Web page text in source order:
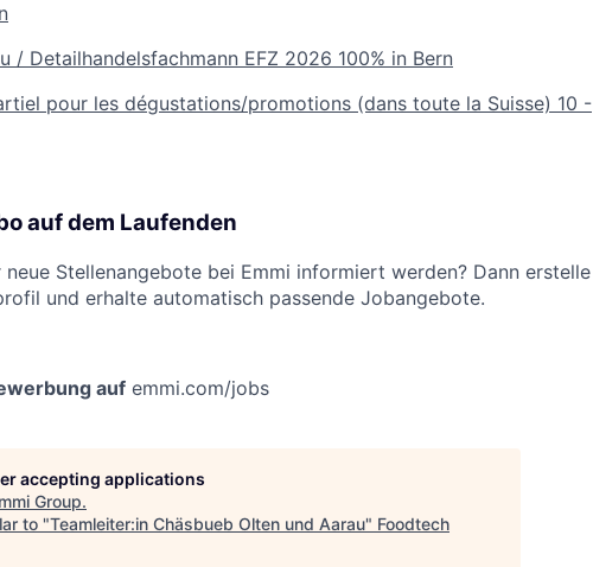
/ Detailhandelsfachmann EFZ 2026 100% in Bern
pour les dégustations/promotions (dans toute la Suisse) 10 -
auf dem Laufenden
Stellenangebote bei Emmi informiert werden? Dann erstelle
und erhalte automatisch passende Jobangebote.
auf emmi.com/jobs
accepting applications
Group.
to "Teamleiter:in Chäsbueb Olten und Aarau" Foodtech